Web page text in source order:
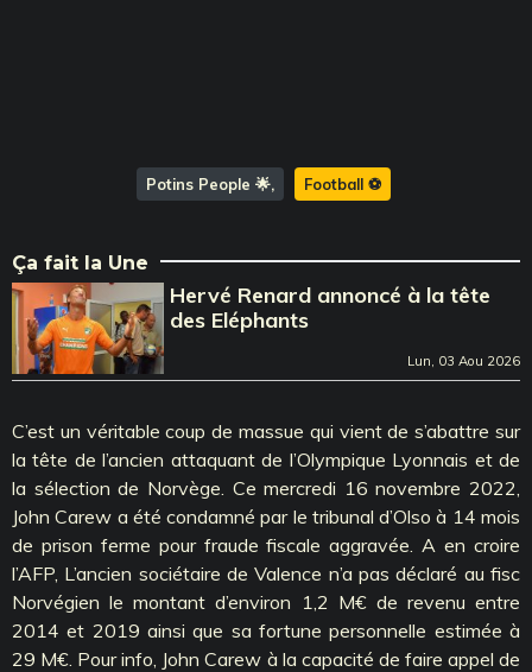
Potins People 🌟 Football ⚽️
Ça fait la Une
Hervé Renard annoncé à la tête
des Eléphants
Lun, 03 Aou 2026
C’est un véritable coup de massue qui vient de s’abattre sur
la tête de l’ancien attaquant de l’Olympique Lyonnais et de
la sélection de Norvège. Ce mercredi 16 novembre 2022,
John Carew a été condamné par le tribunal d’Olso à 14 mois
de prison ferme pour fraude fiscale aggravée. A en croire
l’AFP, L’ancien sociétaire de Valence n’a pas déclaré au fisc
Norvégien le montant d’environ 1,2 M€ de revenu entre
2014 et 2019 ainsi que sa fortune personnelle estimée à
29 M€. Pour info, John Carew à la capacité de faire appel de